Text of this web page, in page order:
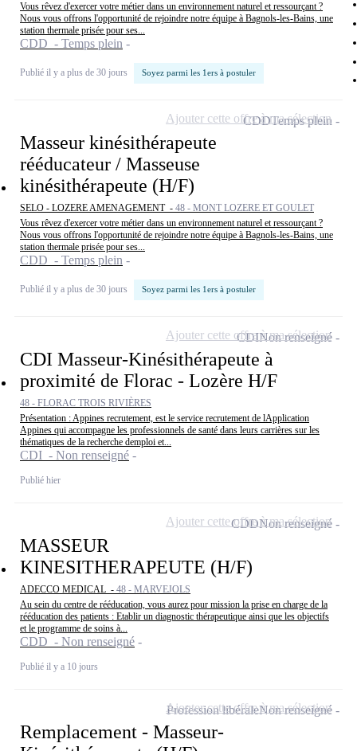
Vous rêvez d'exercer votre métier dans un environnement naturel et ressourçant ?
Nous vous offrons l'opportunité de rejoindre notre équipe à Bagnols-les-Bains, une
station thermale prisée pour ses...
CDD - Temps plein
Publié il y a plus de 30 jours Soyez parmi les 1ers à postuler
Masseur kinésithérapeute
rééducateur / Masseuse
kinésithérapeute (H/F)
SELO - LOZERE AMENAGEMENT - 48 - MONT LOZERE ET GOULET
Vous rêvez d'exercer votre métier dans un environnement naturel et ressourçant ?
Nous vous offrons l'opportunité de rejoindre notre équipe à Bagnols-les-Bains, une
station thermale prisée pour ses...
CDD - Temps plein
Publié il y a plus de 30 jours Soyez parmi les 1ers à postuler
CDDTemps plein
Ajouter cette offre à ma sélection
CDI Masseur-Kinésithérapeute à
proximité de Florac - Lozère H/F
48 - FLORAC TROIS RIVIÈRES
Présentation : Appines recrutement, est le service recrutement de lApplication
Appines qui accompagne les professionnels de santé dans leurs carrières sur les
thématiques de la recherche demploi et...
CDI - Non renseigné
Publié hier
CDINon renseigné
Ajouter cette offre à ma sélection
MASSEUR
KINESITHERAPEUTE (H/F)
ADECCO MEDICAL - 48 - MARVEJOLS
Au sein du centre de rééducation, vous aurez pour mission la prise en charge de la
rééducation des patients : Etablir un diagnostic thérapeutique ainsi que les objectifs
et le programme de soins à...
CDD - Non renseigné
Publié il y a 10 jours
CDDNon renseigné
Ajouter cette offre à ma sélection
Remplacement - Masseur-
Profession libéraleNon renseigné
Ajouter cette offre à ma sélection